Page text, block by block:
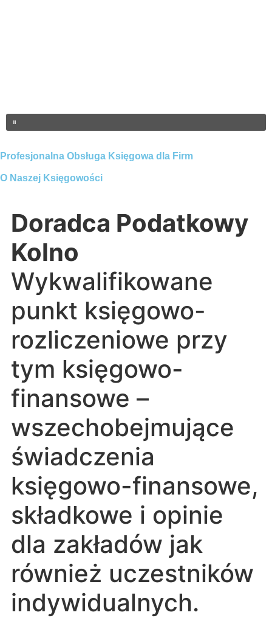
Profesjonalna Obsługa Księgowa dla Firm
O Naszej Księgowości
Doradca Podatkowy
Kolno
Wykwalifikowane
punkt księgowo-
rozliczeniowe przy
tym księgowo-
finansowe –
wszechobejmujące
świadczenia
księgowo-finansowe,
składkowe i opinie
dla zakładów jak
również uczestników
indywidualnych.